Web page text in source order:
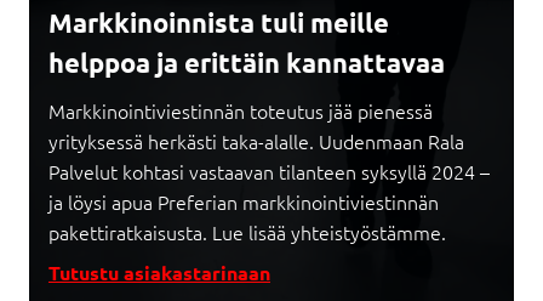
Markkinoinnista tuli meille
helppoa ja erittäin kannattavaa
Markkinointiviestinnän toteutus jää pienessä
yrityksessä herkästi taka-alalle. Uudenmaan Rala
Palvelut kohtasi vastaavan tilanteen syksyllä 2024 –
ja löysi apua Preferian markkinointiviestinnän
pakettiratkaisusta. Lue lisää yhteistyöstämme.
Tutustu asiakastarinaan